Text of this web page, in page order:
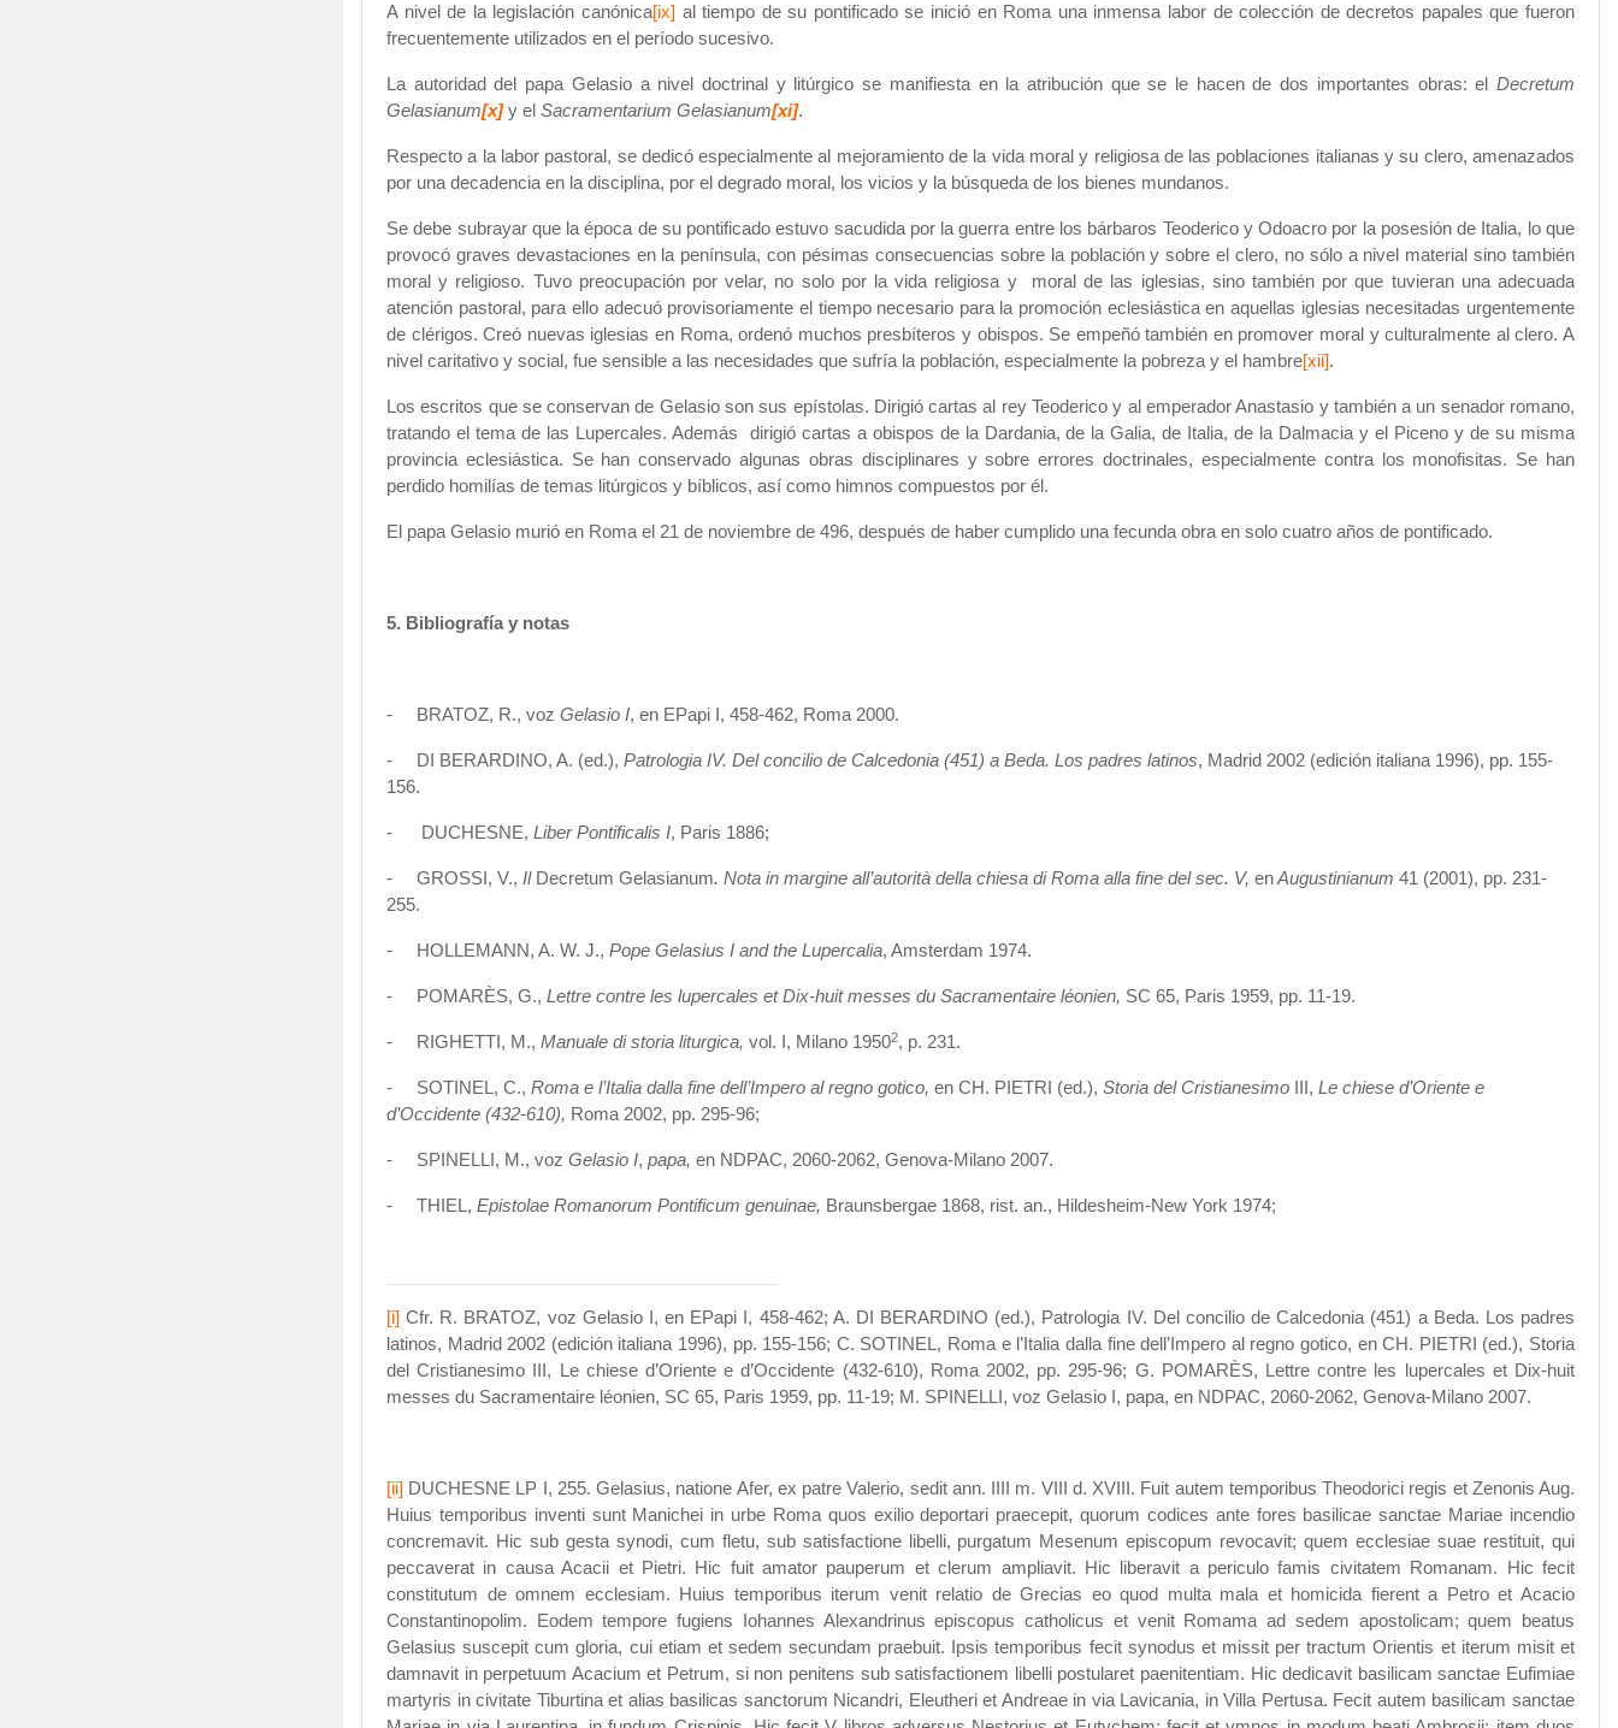
A nivel de la legislación canónica[ix]al tiempo de su pontificado se inició en Roma una inmensa labor de colección de decretos papales que fueron
frecuentemente utilizados en el período sucesivo.
La autoridad del papa Gelasio a nivel doctrinal y litúrgico se manifiesta en la atribución que se le hacen de dos importantes obras: el Decretum
Gelasianum[x]y el Sacramentarium Gelasianum[xi].
Respecto a la labor pastoral, se dedicó especialmente al mejoramiento de la vida moral y religiosa de las poblaciones italianas y su clero, amenazados
por una decadencia en la disciplina, por el degrado moral, los vicios y la búsqueda de los bienes mundanos.
Se debe subrayar que la época de su pontificado estuvo sacudida por la guerra entre los bárbaros Teoderico y Odoacro por la posesión de Italia, lo que
provocó graves devastaciones en la península, con pésimas consecuencias sobre la población y sobre el clero, no sólo a nivel material sino también
moral y religioso. Tuvo preocupación por velar, no solo por la vida religiosa y moral de las iglesias, sino también por que tuvieran una adecuada
atención pastoral, para ello adecuó provisoriamente el tiempo necesario para la promoción eclesiástica en aquellas iglesias necesitadas urgentemente
de clérigos. Creó nuevas iglesias en Roma, ordenó muchos presbíteros y obispos. Se empeñó también en promover moral y culturalmente al clero. A
nivel caritativo y social, fue sensible a las necesidades que sufría la población, especialmente la pobreza y el hambre[xii].
Los escritos que se conservan de Gelasio son sus epístolas. Dirigió cartas al rey Teoderico y al emperador Anastasio y también a un senador romano,
tratando el tema de las Lupercales. Además dirigió cartas a obispos de la Dardania, de la Galia, de Italia, de la Dalmacia y el Piceno y de su misma
provincia eclesiástica. Se han conservado algunas obras disciplinares y sobre errores doctrinales, especialmente contra los monofisitas. Se han
perdido homilías de temas litúrgicos y bíblicos, así como himnos compuestos por él.
El papa Gelasio murió en Roma el 21 de noviembre de 496, después de haber cumplido una fecunda obra en solo cuatro años de pontificado.
5. Bibliografía y notas
- BRATOZ, R., voz Gelasio I, en EPapi I, 458-462, Roma 2000.
- DI BERARDINO, A. (ed.), Patrologia IV. Del concilio de Calcedonia (451) a Beda. Los padres latinos, Madrid 2002 (edición italiana 1996), pp. 155-
156.
- DUCHESNE, Liber Pontificalis I, Paris 1886;
- GROSSI, V., Il Decretum Gelasianum. Nota in margine all’autorità della chiesa di Roma alla fine del sec. V, enAugustinianum 41 (2001), pp. 231-
255.
- HOLLEMANN, A. W. J., Pope Gelasius I and the Lupercalia, Amsterdam 1974.
- POMARÈS, G., Lettre contre les lupercales et Dix-huit messes du Sacramentaire léonien, SC 65, Paris 1959, pp. 11-19.
- RIGHETTI, M., Manuale di storia liturgica, vol. I, Milano 19502, p. 231.
- SOTINEL, C., Roma e l’Italia dalla fine dell’Impero al regno gotico, en CH. PIETRI (ed.), Storia del Cristianesimo III, Le chiese d’Oriente e
d’Occidente (432-610), Roma 2002, pp. 295-96;
- SPINELLI, M., voz Gelasio I, papa, en NDPAC, 2060-2062, Genova-Milano 2007.
- THIEL, Epistolae Romanorum Pontificum genuinae, Braunsbergae 1868, rist. an., Hildesheim-New York 1974;
[i] Cfr. R. BRATOZ, voz Gelasio I, en EPapi I, 458-462; A. DI BERARDINO (ed.), Patrologia IV. Del concilio de Calcedonia (451) a Beda. Los padres
latinos, Madrid 2002 (edición italiana 1996), pp. 155-156; C. SOTINEL, Roma e l’Italia dalla fine dell’Impero al regno gotico, en CH. PIETRI (ed.), Storia
del Cristianesimo III, Le chiese d’Oriente e d’Occidente (432-610), Roma 2002, pp. 295-96; G. POMARÈS, Lettre contre les lupercales et Dix-huit
messes du Sacramentaire léonien, SC 65, Paris 1959, pp. 11-19; M. SPINELLI, voz Gelasio I, papa, en NDPAC, 2060-2062, Genova-Milano 2007.
[ii] DUCHESNE LP I, 255. Gelasius, natione Afer, ex patre Valerio, sedit ann. IIII m. VIII d. XVIII. Fuit autem temporibus Theodorici regis et Zenonis Aug.
Huius temporibus inventi sunt Manichei in urbe Roma quos exilio deportari praecepit, quorum codices ante fores basilicae sanctae Mariae incendio
concremavit. Hic sub gesta synodi, cum fletu, sub satisfactione libelli, purgatum Mesenum episcopum revocavit; quem ecclesiae suae restituit, qui
peccaverat in causa Acacii et Pietri. Hic fuit amator pauperum et clerum ampliavit. Hic liberavit a periculo famis civitatem Romanam. Hic fecit
constitutum de omnem ecclesiam. Huius temporibus iterum venit relatio de Grecias eo quod multa mala et homicida fierent a Petro et Acacio
Constantinopolim. Eodem tempore fugiens Iohannes Alexandrinus episcopus catholicus et venit Romama ad sedem apostolicam; quem beatus
Gelasius suscepit cum gloria, cui etiam et sedem secundam praebuit. Ipsis temporibus fecit synodus et missit per tractum Orientis et iterum misit et
damnavit in perpetuum Acacium et Petrum, si non penitens sub satisfactionem libelli postularet paenitentiam. Hic dedicavit basilicam sanctae Eufimiae
martyris in civitate Tiburtina et alias basilicas sanctorum Nicandri, Eleutheri et Andreae in via Lavicania, in Villa Pertusa. Fecit autem basilicam sanctae